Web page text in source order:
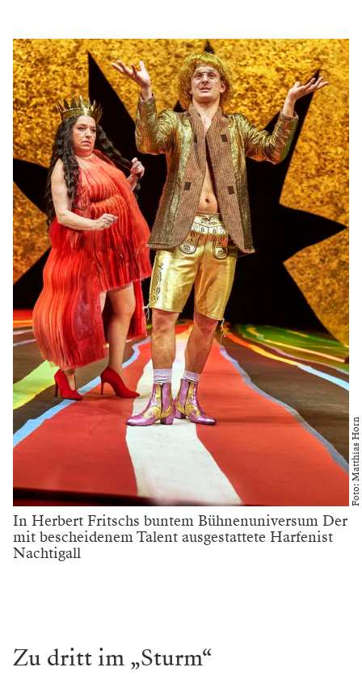
Foto: Matthias Horn
In Herbert Fritschs buntem Bühnenuniversum Der
mit bescheidenem Talent ausgestattete Harfenist
Nachtigall
Zu dritt im „Sturm“